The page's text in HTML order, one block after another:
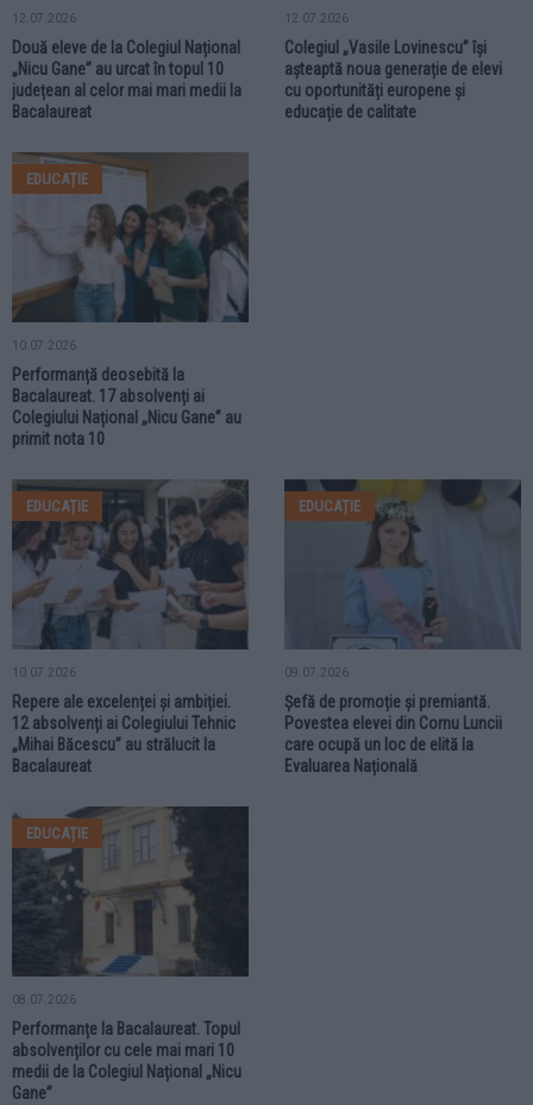
12.07.2026
Două eleve de la Colegiul Național
„Nicu Gane” au urcat în topul 10
județean al celor mai mari medii la
Bacalaureat
12.07.2026
Colegiul „Vasile Lovinescu” își
așteaptă noua generație de elevi
cu oportunități europene și
educație de calitate
EDUCAȚIE
10.07.2026
Performanță deosebită la
Bacalaureat. 17 absolvenți ai
Colegiului Național „Nicu Gane” au
primit nota 10
EDUCAȚIE
10.07.2026
Repere ale excelenței și ambiției.
12 absolvenți ai Colegiului Tehnic
„Mihai Băcescu” au strălucit la
Bacalaureat
EDUCAȚIE
09.07.2026
Șefă de promoție și premiantă.
Povestea elevei din Cornu Luncii
care ocupă un loc de elită la
Evaluarea Națională
EDUCAȚIE
08.07.2026
Performanțe la Bacalaureat. Topul
absolvenților cu cele mai mari 10
medii de la Colegiul Național „Nicu
Gane”